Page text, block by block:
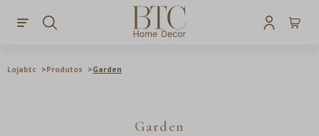
Lojabtc Produtos Garden
Garden